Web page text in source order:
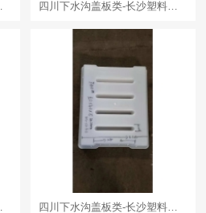
模具 四川下水沟盖板类-长沙塑料模具